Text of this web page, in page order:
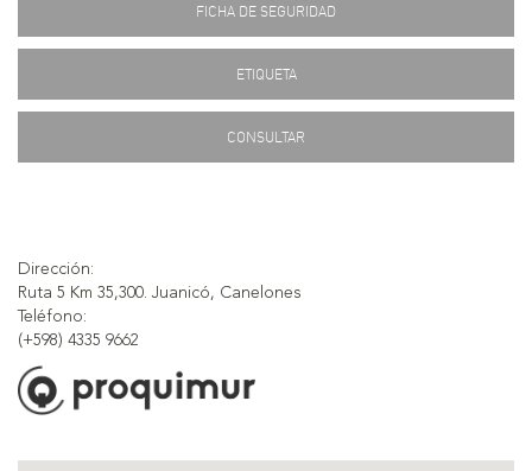
FICHA DE SEGURIDAD
ETIQUETA
CONSULTAR
Dirección:
Ruta 5 Km 35,300. Juanicó, Canelones
Teléfono:
(+598) 4335 9662